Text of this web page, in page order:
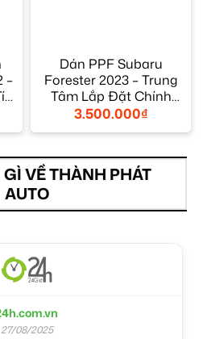
–
Dán PPF Subaru
Forester 2023 – Trung
Tâm Lắp Đặt Chính
Hãng Uy Tín TPHCM
3.500.000₫
VỀ THÀNH PHÁT
AUTO
27/08/2025